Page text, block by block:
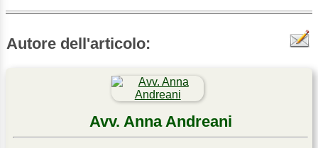
Autore dell'articolo:
Avv. Anna Andreani